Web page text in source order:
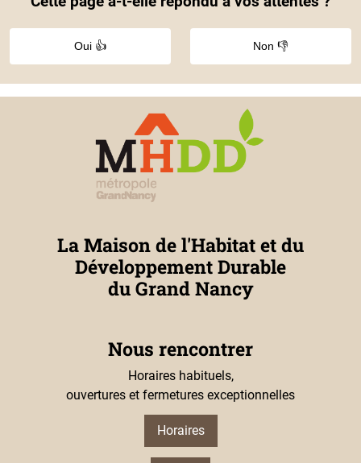
Oui 👍 Non 👎
La Maison de l'Habitat et du
Développement Durable
du Grand Nancy
Nous rencontrer
Horaires habituels,
ouvertures et fermetures exceptionnelles
Horaires